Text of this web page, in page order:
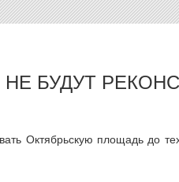
БУДУТ
Октябрьскую площадь до